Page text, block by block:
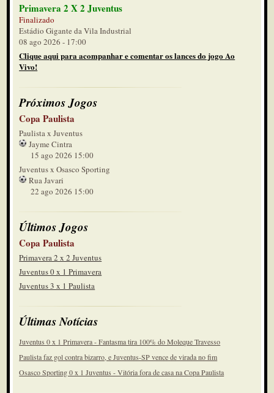
Primavera 2 X 2 Juventus
Finalizado
Estádio Gigante da Vila Industrial
08 ago 2026 - 17:00
Clique aqui para acompanhar e comentar os lances do jogo Ao
Vivo!
Próximos Jogos
Copa Paulista
Paulista x Juventus
Jayme Cintra
15 ago 2026 15:00
Juventus x Osasco Sporting
Rua Javari
22 ago 2026 15:00
Últimos Jogos
Copa Paulista
Primavera 2 x 2 Juventus
Juventus 0 x 1 Primavera
Juventus 3 x 1 Paulista
Últimas Notícias
Juventus 0 x 1 Primavera - Fantasma tira 100% do Moleque Travesso
Paulista faz gol contra bizarro, e Juventus-SP vence de virada no fim
Osasco Sporting 0 x 1 Juventus - Vitória fora de casa na Copa Paulista